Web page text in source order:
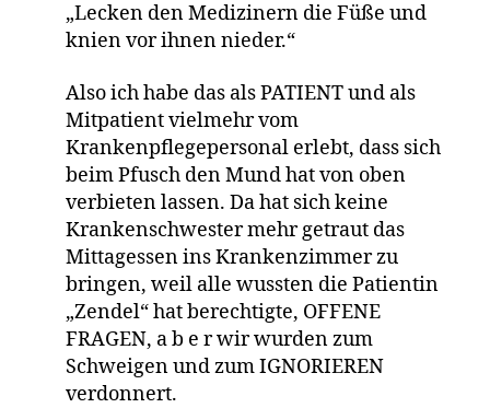
„Lecken den Medizinern die Füße und
knien vor ihnen nieder.“
Also ich habe das als PATIENT und als
Mitpatient vielmehr vom
Krankenpflegepersonal erlebt, dass sich
beim Pfusch den Mund hat von oben
verbieten lassen. Da hat sich keine
Krankenschwester mehr getraut das
Mittagessen ins Krankenzimmer zu
bringen, weil alle wussten die Patientin
„Zendel“ hat berechtigte, OFFENE
FRAGEN, a b e r wir wurden zum
Schweigen und zum IGNORIEREN
verdonnert.